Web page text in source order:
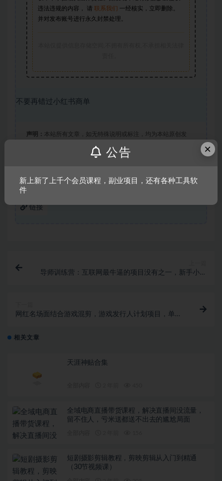
违法违规的内容， 请 联系我们 一经核实，立即删除。
并对发布账号进行永久封禁处理。
不要再错过小红书商单
声明： 本站所有文章，如无特殊说明或标注，均为本站原创发
布。任何个人或组织，在未征得本站同意时，禁止复制、盗用、
采集、发布本站内容到任何网站、书籍等各类媒体平台。如若本
链接
导师训练营：互联网最牛逼的项目没有之一，新手小白
网红名场面结合游戏混剪，游戏发行人计划项目，单条
相关文章
天涯神贴合集
全域电商直播带货课程，解决直播间没流量，
留不住人，亏米送都送不出去的尴尬局面
短剧摄影剪辑教程，剪映剪辑从入门到精通
（30节视频课）
×
公告
新上新了上千个会员课程，副业项目，还有各种工具软
件